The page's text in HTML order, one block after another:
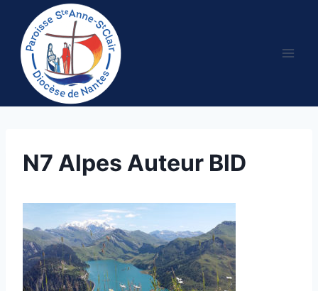
contenu
N7 Alpes Auteur BlD